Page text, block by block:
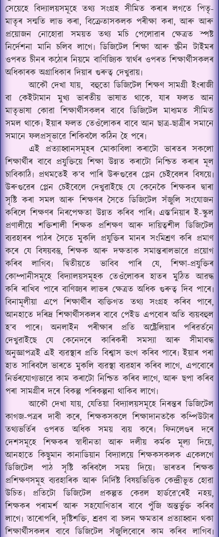
সেয়েহে বিদ্যালয়সমূহে তথ্য সংগ্ৰহ সীমিত কৰাৰ লগতে পিতৃ-
মাতৃৰ সন্মতি লাভ কৰা, বিক্ৰেতাসকলক পৰীক্ষা কৰা, আৰু আৰু
প্ৰয়োজন নোহোৱা সময়ত তথ্য মচি পেলোৱাৰ ক্ষেত্ৰত স্পষ্ট
নিৰ্দেশনা মানি চলিব লাগে৷ ডিজিটেল শিক্ষা আৰু স্ক্ৰীন টাইমৰ
ওপৰত চীনৰ কঠোৰ নিয়মে বাণিজ্যিক স্বাৰ্থৰ ওপৰত শিক্ষাৰ্থীসকলৰ
অধিকাৰক অগ্ৰাধিকাৰ দিয়াৰ গুৰুত্ব দেখুৱায়৷
আকৌ দেখা যায়,
বহুতো ডিজিটেল শিক্ষণ সামগ্ৰী ইংৰাজী
বা কেইটামান মুখ্য ভাৰতীয় ভাষাত থাকে, যাৰ ফলত আন
মাতৃভাষা কোৱা শিক্ষাৰ্থীসকলৰ বাবে ডিজিটেল মাধ্যমত সীমিত
সমল থাকে৷ ইয়াৰ ফলত তেওঁলোকৰ বাবে আন ছাত্ৰ-ছাত্ৰীৰ সমানে
সমানে ফলপ্ৰসূভাৱে শিকিবলৈ কঠিন হৈ পৰে৷
এই প্ৰত্যাহ্বানসমূহৰ মোকাবিলা কৰাটো ভাৰতৰ সকলো
শিক্ষাৰ্থীৰ বাবে প্ৰযুক্তিয়ে শিক্ষা উন্নত কৰাটো নিশ্চিত কৰাৰ মূল
চাবিকাঠি৷ প্ৰথমতেই ক’ব পাৰি উৰুগুৱেৰ প্লেন চেইবেলৰ বিষয়ে৷
উৰুগুৱেৰ প্লেন চেইবেলে দেখুৱাইছে যে কেনেকৈ শিক্ষকৰ দ্বাৰা
সৃষ্টি কৰা সমল আৰু শিক্ষণৰ সৈতে ডিজিটেল সঁজুলি সংযোজন
কৰিলে শিক্ষণৰ নিৰপেক্ষতা উন্নত কৰিব পাৰি৷ এস্ত’নিয়াৰ ই-স্কুল
প্ৰণালীয়ে শক্তিশালী শিক্ষক প্ৰশিক্ষণ আৰু দায়িত্বশীল ডিজিটেল
ব্যৱহাৰৰ পাঠৰ সৈতে মুকলি প্ৰযুক্তিৰ মানৰ সংমিশ্ৰণ কৰি প্ৰমাণ
কৰে যে বিষয়বস্তু, শিক্ষক আৰু দক্ষতাক সমান্তৰালভাৱে প্ৰয়োগ
কৰিব লাগিব৷ দ্বিতীয়তে ভাবিব পাৰি যে, শিক্ষা-প্ৰযুক্তিৰ
কোম্পানীসমূহে বিদ্যালয়সমূহক তেওঁলোকৰ হাতৰ মুঠিত আৱদ্ধ
কৰি ৰাখিব পাৰে বাণিজ‍্যৰ লাভৰ ক্ষেত্ৰত অধিক গুৰুত্ব দিব পাৰে৷
বিনামূলীয়া এপে শিক্ষাৰ্থীৰ ব্যক্তিগত তথ্য সংগ্ৰহ কৰিব পাৰে,
আনহাতে দৰিদ্ৰ শিক্ষাৰ্থীসকলৰ বাবে পেইড এপবোৰ অতি ব্যয়বহুল
হ’ব পাৰে৷ অনলাইন পৰীক্ষাৰ প্ৰতি অষ্ট্ৰেলিয়াৰ পৰিৱৰ্তনে
দেখুৱাইছে যে কেনেদৰে কাৰিকৰী সমস্যা আৰু সীমাবদ্ধ
অনুজ্ঞাপত্ৰই এই ব্যৱস্থাৰ প্ৰতি বিশ্বাস ভংগ কৰিব পাৰে৷ ইয়াৰ পৰা
হাত সাৰিবলৈ ভাৰতে মুকলি ব্যৱস্থা ব্যৱহাৰ কৰিব লাগে, এপবোৰে
নিৰ্ভৰযোগ্যভাৱে কাম কৰাটো নিশ্চিত কৰিব লাগে, আৰু ছপা কৰিব
পৰা সামগ্ৰীৰ দৰে বিকল্প পৰিকল্পনা থাকিব লাগে৷
আকৌ দেখা যায়, যেতিয়া বিদ্যালয়সমূহে নিৰন্তৰ ডিজিটেল
কাগজ-পত্ৰৰ দাবী কৰে, শিক্ষকসকলে শিক্ষাদানতকৈ কম্পিউটাৰ
তথ্যভৰ্তিৰ ওপৰত অধিক সময় ব্যয় কৰে৷ ফিনলেণ্ডৰ দৰে
দেশসমূহে শিক্ষকৰ স্বাধীনতা আৰু দলীয় কৰ্মক মূল্য দিয়ে,
আনহাতে কিছুমান কানাডিয়ান বিদ্যালয়ে শিক্ষকসকলক একেলগে
ডিজিটেল পাঠ সৃষ্টি কৰিবলৈ সময় দিয়ে৷ ভাৰতৰ শিক্ষক
প্ৰশিক্ষণসমূহ ব্যৱহাৰিক আৰু নিৰ্দিষ্ট বিষয়ভিত্তিক কেন্দ্ৰীভূত হোৱা
উচিত৷ প্ৰতিটো ডিজিটেল প্ৰকল্পত কেৱল হাৰ্ডৱে’ৰেই নহয়,
শিক্ষকৰ পৰামৰ্শ আৰু সহযোগিতাৰ বাবে পুঁজি অন্তৰ্ভুক্ত কৰিব
লাগে৷ তাৰোপৰি, দৃষ্টিশক্তি, শ্ৰৱণ বা চলন ক্ষমতাৰ প্ৰত্যাহ্বান থকা
শিক্ষাৰ্থীসকলৰ বাবে ডিজিটেল সঁজুলিবোৰে কাম কৰিব লাগিব৷